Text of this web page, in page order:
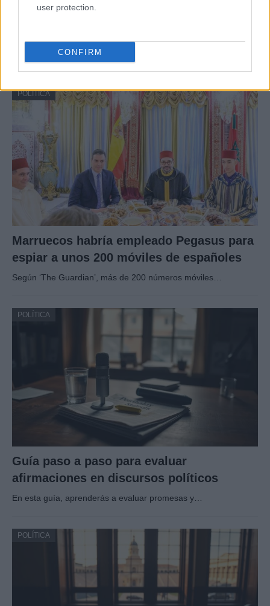
user protection.
CONFIRM
Pedro Sánchez acusa a varios países europeos de…
POLÍTICA
Marruecos habría empleado Pegasus para
espiar a unos 200 móviles de españoles
Según ‘The Guardian’, más de 200 números móviles…
POLÍTICA
Guía paso a paso para evaluar
afirmaciones en discursos políticos
En esta guía, aprenderás a evaluar promesas y…
POLÍTICA